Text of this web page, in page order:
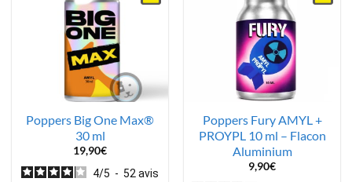
Poppers Big One Max®
30 ml
19,90€
4/5 - 52avis
Poppers Fury AMYL +
PROYPL 10 ml – Flacon
Aluminium
9,90€